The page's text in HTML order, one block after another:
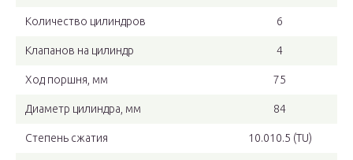
Количество цилиндров 6
Клапанов на цилиндр 4
Ход поршня, мм 75
Диаметр цилиндра, мм 84
Степень сжатия 10.010.5 (TU)